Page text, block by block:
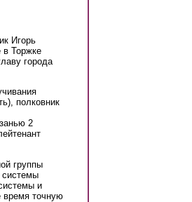
Игорь
в Торжке
города
полковник
2
группы
системы
и
время точную